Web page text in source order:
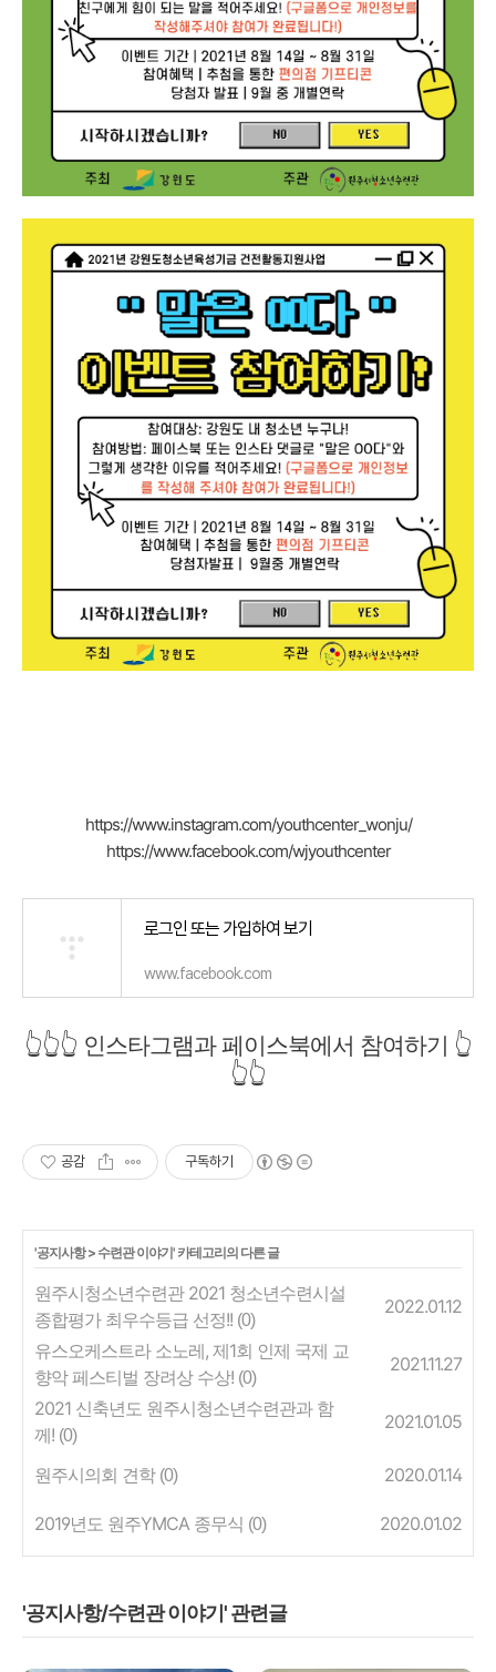
https://www.instagram.com/youthcenter_wonju/
https://www.facebook.com/wjyouthcenter
로그인 또는 가입하여 보기
www.facebook.com
👆👆👆 인스타그램과 페이스북에서 참여하기 👆
👆👆
공감 구독하기
'공지사항> 수련관 이야기' 카테고리의 다른 글
원주시청소년수련관 2021 청소년수련시설
종합평가 최우수등급 선정!! (0)
2022.01.12
유스오케스트라 소노레, 제1회 인제 국제 교
향악 페스티벌 장려상 수상! (0)
2021.11.27
2021 신축년도 원주시청소년수련관과 함
께! (0)
2021.01.05
원주시의회 견학 (0) 2020.01.14
2019년도 원주YMCA 종무식 (0) 2020.01.02
'공지사항/수련관 이야기' 관련글